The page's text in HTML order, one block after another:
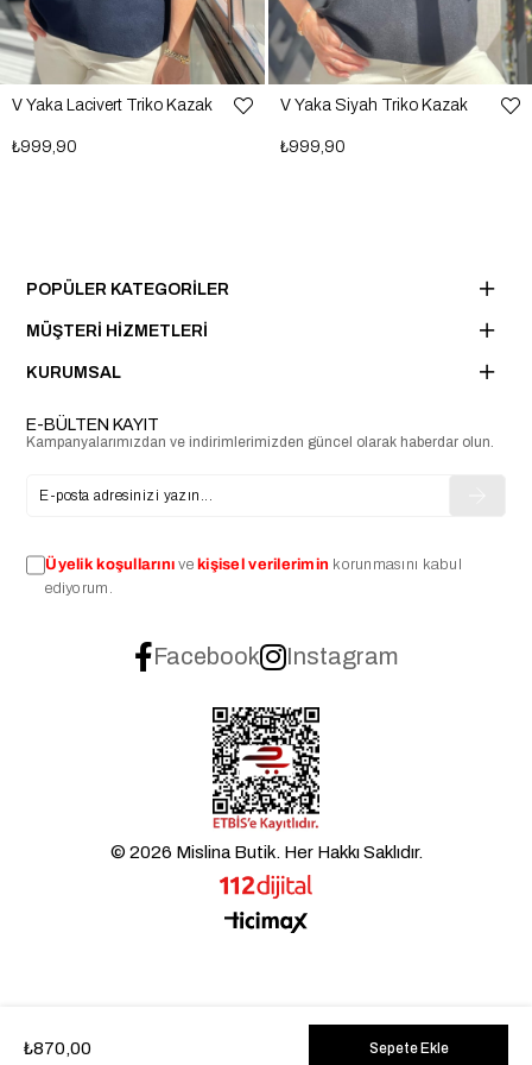
V Yaka Lacivert Triko Kazak
₺999,90
V Yaka Siyah Triko Kazak
₺999,90
POPÜLER KATEGORİLER
MÜŞTERİ HİZMETLERİ
KURUMSAL
E-BÜLTEN KAYIT
Kampanyalarımızdan ve indirimlerimizden güncel olarak haberdar olun.
Üyelik koşullarını vekişisel verilerimin korunmasını kabul
ediyorum.
Facebook Instagram
© 2026 Mislina Butik. Her Hakkı Saklıdır.
₺870,00